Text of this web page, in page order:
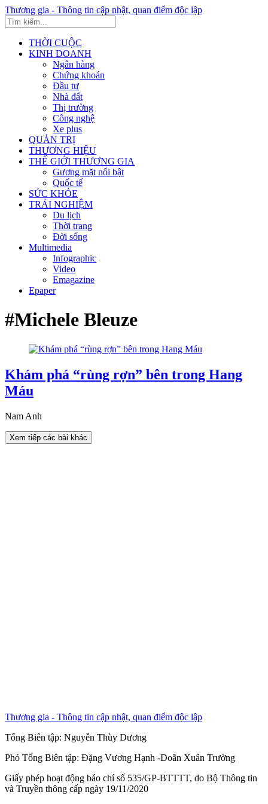
Thương gia - Thông tin cập nhật, quan điểm độc lập
THỜI CUỘC
KINH DOANH
Ngân hàng
Chứng khoán
Đầu tư
Nhà đất
Thị trường
Công nghệ
Xe plus
QUẢN TRỊ
THƯƠNG HIỆU
THẾ GIỚI THƯƠNG GIA
Gương mặt nổi bật
Quốc tế
SỨC KHỎE
TRẢI NGHIỆM
Du lịch
Thời trang
Đời sống
Multimedia
Infographic
Video
Emagazine
Epaper
#Michele Bleuze
Khám phá “rùng rợn” bên trong Hang
Máu
Nam Anh
Xem tiếp các bài khác
Thương gia - Thông tin cập nhật, quan điểm độc lập
Tổng Biên tập: Nguyễn Thùy Dương
Phó Tổng Biên tập: Đặng Vương Hạnh -Doãn Xuân Trường
Giấy phép hoạt động báo chí số 535/GP-BTTTT, do Bộ Thông tin
và Truyền thông cấp ngày 19/11/2020